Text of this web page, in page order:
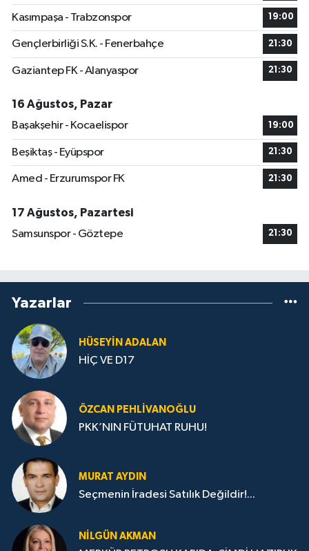
Kasımpaşa - Trabzonspor 19:00
Gençlerbirliği S.K. - Fenerbahçe 21:30
Gaziantep FK - Alanyaspor 21:30
16 Ağustos, Pazar
Başakşehir - Kocaelispor
19:00
Beşiktaş - Eyüpspor 21:30
Amed - Erzurumspor FK 21:30
17 Ağustos, Pazartesi
Samsunspor - Göztepe
21:30
Yazarlar
HÜSEYIN ADALAN
HİÇ VE D17
ÖZCAN PEHLIVANOĞLU
PKK’NIN FÜTUHAT RUHU!
MURAT AYDIN
Seçmenin İradesi Satılık Değildir!...
NILGÜN AKMAN